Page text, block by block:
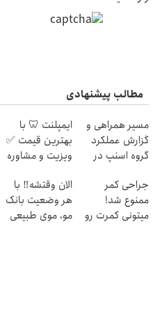
مطالب پیشنهادی
مسیر همراهی و
گزارش عملکرد
گروه اسنپ در
ایمپلنت 🦷 با
بهترین قیمت ✅
ویزیت و مشاوره
جراحی کمر
ممنوع شد!
میتونی کمرت رو
الان وقتشه‼️ با
هر وضعیت بانک
مو، موی طبیعی